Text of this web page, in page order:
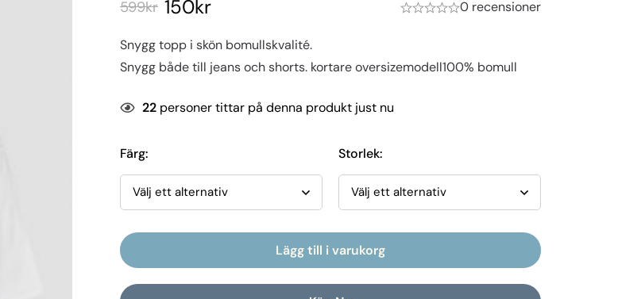
599kr 150kr 0 recensioner
Snygg topp i skön bomullskvalité.
Snygg både till jeans och shorts. kortare oversizemodell100% bomull
22 personer tittar på denna produkt just nu
Färg: Storlek:
Lägg till i varukorg